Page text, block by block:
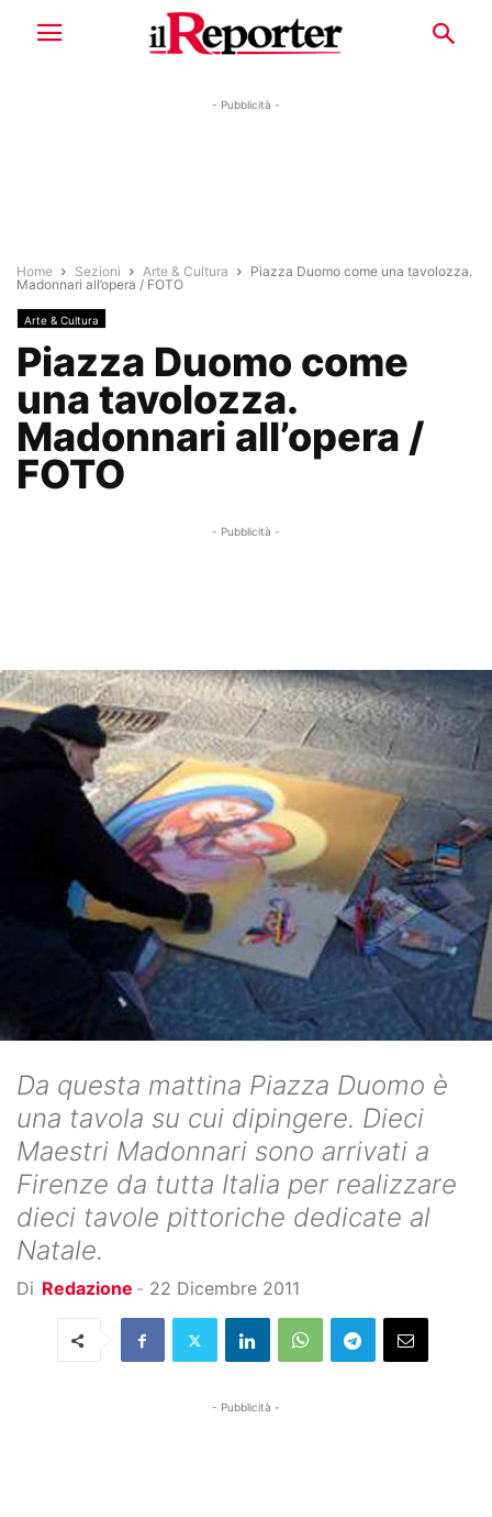
- Pubblicità -
Home Sezioni Arte & Cultura
Piazza Duomo come una tavolozza.
Madonnari all’opera / FOTO
Arte & Cultura
Piazza Duomo come
una tavolozza.
Madonnari all’opera /
FOTO
- Pubblicità -
Da questa mattina Piazza Duomo è
una tavola su cui dipingere. Dieci
Maestri Madonnari sono arrivati a
Firenze da tutta Italia per realizzare
dieci tavole pittoriche dedicate al
Natale.
Di Redazione - 22 Dicembre 2011
- Pubblicità -